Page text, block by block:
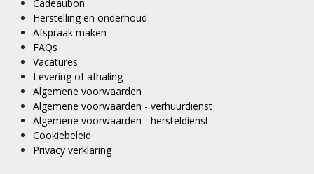
Cadeaubon
Herstelling en onderhoud
Afspraak maken
FAQs
Vacatures
Levering of afhaling
Algemene voorwaarden
Algemene voorwaarden - verhuurdienst
Algemene voorwaarden - hersteldienst
Cookiebeleid
Privacy verklaring